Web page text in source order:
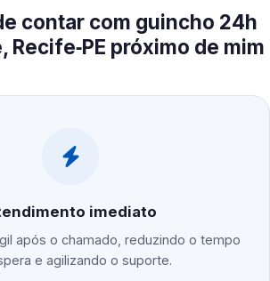
contar com guincho 24h
Recife‑PE próximo de mim
imediato
após o chamado, reduzindo o tempo
e agilizando o suporte.